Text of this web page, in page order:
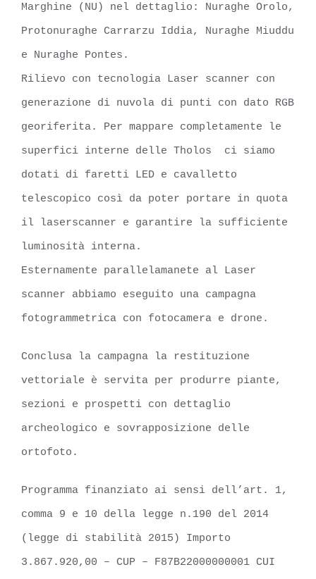
Marghine (NU) nel dettaglio: Nuraghe Orolo,
Protonuraghe Carrarzu Iddia, Nuraghe Miuddu
e Nuraghe Pontes.
Rilievo con tecnologia Laser scanner con
generazione di nuvola di punti con dato RGB
georiferita. Per mappare completamente le
superfici interne delle Tholos ci siamo
dotati di faretti LED e cavalletto
telescopico così da poter portare in quota
il laserscanner e garantire la sufficiente
luminosità interna.
Esternamente parallelamanete al Laser
scanner abbiamo eseguito una campagna
fotogrammetrica con fotocamera e drone.
Conclusa la campagna la restituzione
vettoriale è servita per produrre piante,
sezioni e prospetti con dettaglio
archeologico e sovrapposizione delle
ortofoto.
Programma finanziato ai sensi dell’art. 1,
comma 9 e 10 della legge n.190 del 2014
(legge di stabilità 2015) Importo
3.867.920,00 – CUP – F87B22000000001 CUI